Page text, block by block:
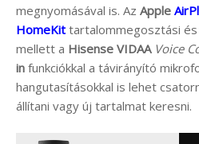
megnyomásával is. Az Apple
HomeKit tartalommegosztási
mellett a Hisense VIDAA Voice
in funkciókkal a távirányító
hangutasításokkal is lehet
állítani vagy új tartalmat keresni.